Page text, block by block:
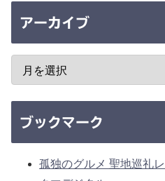
アーカイブ
ブックマーク
孤独のグルメ 聖地巡礼